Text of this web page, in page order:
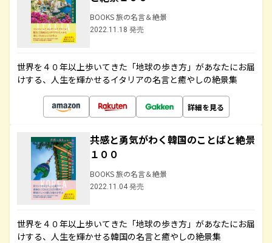
BOOKS 旅の名言＆絶景
2022.11.18 発売
世界を４０年以上歩いてきた「地球の歩き方」があなたにお届
けする、人生を輝かせるイタリアの名言と癒やしの絶景集
詳細を見る
共感と勇気がわく韓国のことばと絶景
１００
BOOKS 旅の名言＆絶景
2022.11.04 発売
世界を４０年以上歩いてきた「地球の歩き方」があなたにお届
けする、人生を輝かせる韓国の名言と癒やしの絶景集